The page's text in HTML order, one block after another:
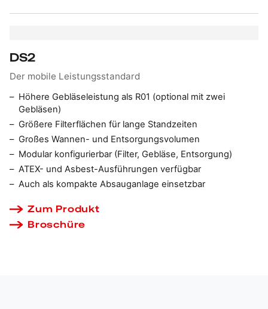
DS2
Der mobile Leistungsstandard
Höhere Gebläseleistung als R01 (optional mit zwei
Gebläsen)
Größere Filterflächen für lange Standzeiten
Großes Wannen- und Entsorgungsvolumen
Modular konfigurierbar (Filter, Gebläse, Entsorgung)
ATEX- und Asbest-Ausführungen verfügbar
Auch als kompakte Absauganlage einsetzbar
Zum Produkt
Broschüre